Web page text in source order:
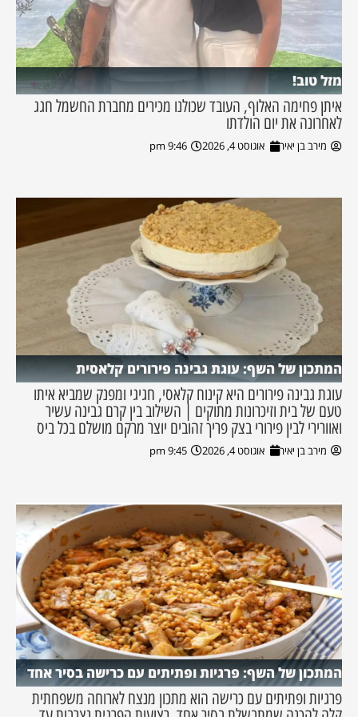
מזל טוב!
איתן פחימה האלוף, העובד שכולנו מכירים מחברת החשמל חגג
לאחרונה את יום הולדתו
מירב בן יאיר אוגוסט 4, 2026 9:46 pm
המתכון של השף: עוגת גבינה פירורים קלאסית
עוגת גבינה פירורים היא קינוח קלאסי, חגיגי ומפנק שמביא איתו
טעם של בית וזיכרונות מתוקים | השילוב בין קרם גבינה עשיר
ואוורירי לבין פירורי בצק פריך זהובים יוצר מרקם מושלם בכל ביס
מירב בן יאיר אוגוסט 4, 2026 9:45 pm
המתכון של השף: פרגיות ופתיתים עם כרישה בסיר אחד
פרגיות ופתיתים עם כרישה הוא מתכון מנצח לארוחה משפחתית